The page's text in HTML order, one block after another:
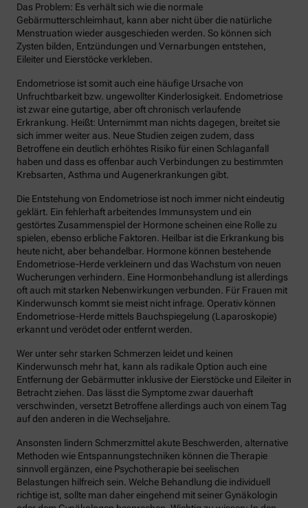
Das Problem: Es verhält sich wie die normale
Gebärmutterschleimhaut, kann aber nicht über die natürliche
Menstruation wieder ausgeschieden werden. So können sich
Zysten bilden, Entzündungen und Vernarbungen entstehen,
Eileiter und Eierstöcke verkleben.
Endometriose ist somit auch eine häufige Ursache von
Unfruchtbarkeit bzw. ungewollter Kinderlosigkeit. Endometriose
ist zwar eine gutartige, aber oft chronisch verlaufende
Erkrankung. Heißt: Unternimmt man nichts dagegen, breitet sie
sich immer weiter aus. Neue Studien zeigen zudem, dass
Betroffene ein deutlich erhöhtes Risiko für einen Schlaganfall
haben und dass es offenbar auch Verbindungen zu bestimmten
Krebsarten, Asthma und Augenerkrankungen gibt.
Die Entstehung von Endometriose ist noch immer nicht eindeutig
geklärt. Ein fehlerhaft arbeitendes Immunsystem und ein
gestörtes Zusammenspiel der Hormone scheinen eine Rolle zu
spielen, ebenso erbliche Faktoren. Heilbar ist die Erkrankung bis
heute nicht, aber behandelbar. Hormone können bestehende
Endometriose-Herde verkleinern und das Wachstum von neuen
Wucherungen verhindern. Eine Hormonbehandlung ist allerdings
oft auch mit starken Nebenwirkungen verbunden. Für Frauen mit
Kinderwunsch kommt sie meist nicht infrage. Operativ können
Endometriose-Herde mittels Bauchspiegelung (Laparoskopie)
erkannt und verödet oder entfernt werden.
Wer unter sehr starken Schmerzen leidet und keinen
Kinderwunsch mehr hat, kann als radikale Option auch eine
Entfernung der Gebärmutter inklusive der Eierstöcke und Eileiter in
Betracht ziehen. Das lässt die Symptome zwar dauerhaft
verschwinden, versetzt Betroffene allerdings auch von einem Tag
auf den anderen in die Wechseljahre.
Ansonsten lindern Schmerzmittel akute Beschwerden, alternative
Methoden wie Entspannungstechniken können die Therapie
sinnvoll ergänzen, eine Psychotherapie bei seelischen
Belastungen hilfreich sein. Welche Behandlung die individuell
richtige ist, sollte man daher eingehend mit seiner Gynäkologin